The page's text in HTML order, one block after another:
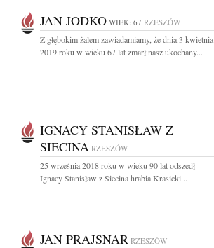
JAN JODKO WIEK: 67 RZESZÓW
Z głębokim żalem zawiadamiamy, że dnia 3 kwietnia
2019 roku w wieku 67 lat zmarł nasz ukochany...
IGNACY STANISŁAW Z
SIECINA RZESZÓW
25 września 2018 roku w wieku 90 lat odszedł
Ignacy Stanisław z Siecina hrabia Krasicki...
JAN PRAJSNAR RZESZÓW